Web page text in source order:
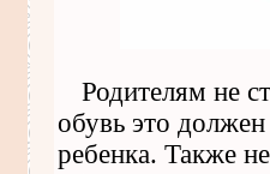
Родителям не
обувь это должен
ребенка. Также